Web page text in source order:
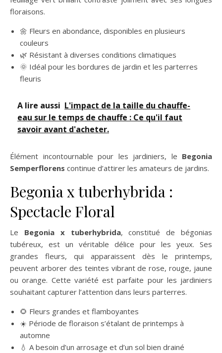
floraisons.
🌼 Fleurs en abondance, disponibles en plusieurs
couleurs
🌿 Résistant à diverses conditions climatiques
🌞 Idéal pour les bordures de jardin et les parterres
fleuris
A lire aussi L'impact de la taille du chauffe-
eau sur le temps de chauffe : Ce qu'il faut
savoir avant d'acheter.
Élément incontournable pour les jardiniers, le Begonia
Semperflorens continue d’attirer les amateurs de jardins.
Begonia x tuberhybrida :
Spectacle Floral
Le Begonia x tuberhybrida, constitué de bégonias
tubéreux, est un véritable délice pour les yeux. Ses
grandes fleurs, qui apparaissent dès le printemps,
peuvent arborer des teintes vibrant de rose, rouge, jaune
ou orange. Cette variété est parfaite pour les jardiniers
souhaitant capturer l’attention dans leurs parterres.
🌻 Fleurs grandes et flamboyantes
☀️ Période de floraison s’étalant de printemps à
automne
💧 A besoin d’un arrosage et d’un sol bien drainé